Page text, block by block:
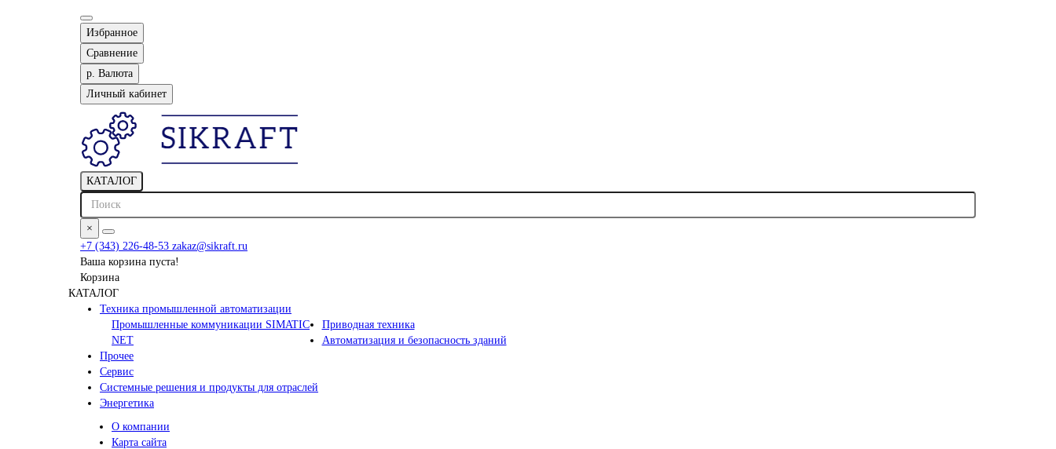
Избранное
Сравнение
р. Валюта
Личный кабинет
КАТАЛОГ
×
+7 (343) 226-48-53 zakaz@sikraft.ru
Ваша корзина пуста!
Корзина
КАТАЛОГ
Техника промышленной автоматизации
Промышленные коммуникации SIMATIC
NET
Приводная техника
Автоматизация и безопасность зданий
Прочее
Сервис
Системные решения и продукты для отраслей
Энергетика
О компании
Карта сайта